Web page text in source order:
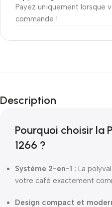
Payez uniquement lorsque
commande !
Description
Pourquoi choisir la
1266 ?
Système 2-en-1 : La
votre café exactement
Design compact et